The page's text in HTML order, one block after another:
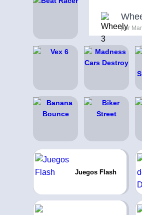
por
Juegos Flash